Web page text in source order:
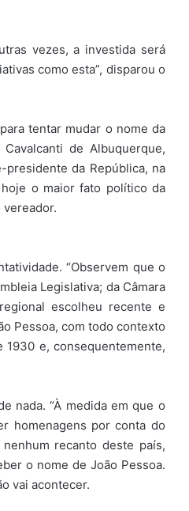
vezes, a investida será
como esta”, disparou o
tentar mudar o nome da
de Albuquerque,
da República, na
o maior fato político da
vereador.
“Observem que o
Legislativa; da Câmara
escolheu recente e
Pessoa, com todo contexto
e, consequentemente,
nada. “À medida em que o
homenagens por conta do
recanto deste país,
o nome de João Pessoa.
vai acontecer.